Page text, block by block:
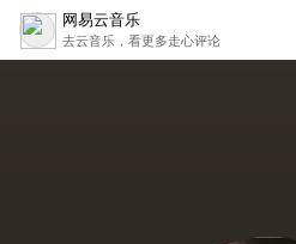
网易云音乐
去云音乐，看更多走心评论